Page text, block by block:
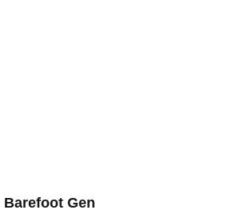
Barefoot Gen